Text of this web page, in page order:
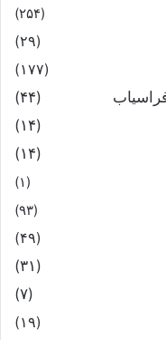
(۲۵۴)
(۲۹)
(۱۷۷)
(۴۴)
(۱۴)
(۱۴)
(۱)
(۹۳)
(۴۹)
(۳۱)
(۷)
(۱۹)